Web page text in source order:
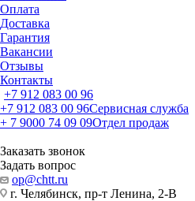
Оплата
Доставка
Гарантия
Вакансии
Отзывы
Контакты
+7 912 083 00 96
+7 912 083 00 96Сервисная служба
+ 7 9000 74 09 09Отдел продаж
Заказать звонок
Задать вопрос
op@chtt.ru
г. Челябинск, пр-т Ленина, 2-В